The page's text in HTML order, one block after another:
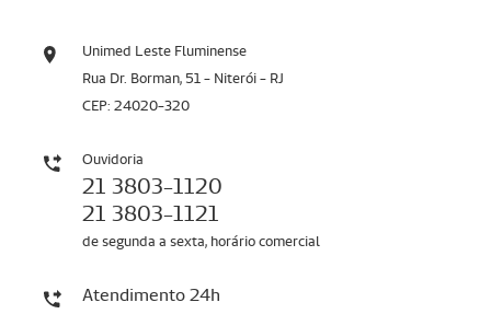
Unimed Leste Fluminense
Rua Dr. Borman, 51 - Niterói - RJ
CEP: 24020-320
Ouvidoria
21 3803-1120
21 3803-1121
de segunda a sexta, horário comercial
Atendimento 24h